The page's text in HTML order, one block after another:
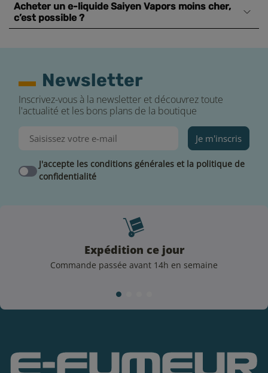
Acheter un e-liquide Saiyen Vapors moins cher,
c’est possible ?
Newsletter
Inscrivez-vous à la newsletter et découvrez toute
l'actualité et les bons plans de la boutique
Je m'inscris
J'accepte les conditions générales et la politique de
confidentialité
Expédition ce jour
Commande passée avant 14h en semaine